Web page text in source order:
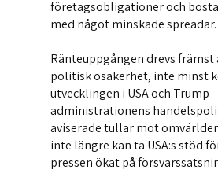
företagsobligationer och
med något minskade spreadar.
Ränteuppgången drevs främst
politisk osäkerhet, inte minst
utvecklingen i USA och Trump-
administrationens
aviserade tullar mot
inte längre kan ta USA:s stöd
pressen ökat på